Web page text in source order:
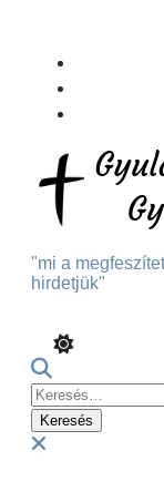
Content
"mi a
hirdetjük"
Keresés: